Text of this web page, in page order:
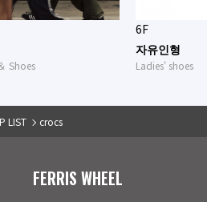
Shoes
6F
자유인형
Ladies' shoes
LIST crocs
FERRIS WHEEL